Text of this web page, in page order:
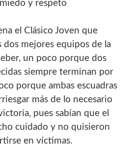
y respeto
el Clásico Joven que
dos mejores equipos de la
un poco porque dos
siempre terminan por
porque ambas escuadras
más de lo necesario
pues sabían que el
cuidado y no quisieron
en víctimas.